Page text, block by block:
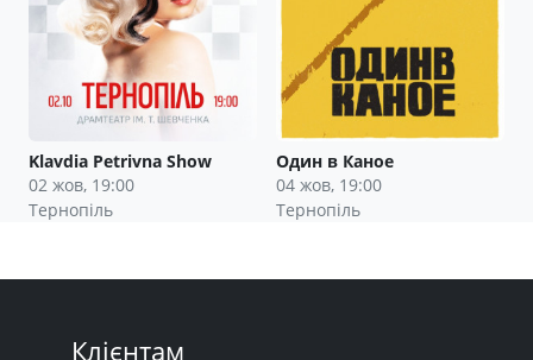
Klavdia Petrivna Show
02 жов, 19:00
Тернопіль
Один в Каное
04 жов, 19:00
Тернопіль
Клієнтам